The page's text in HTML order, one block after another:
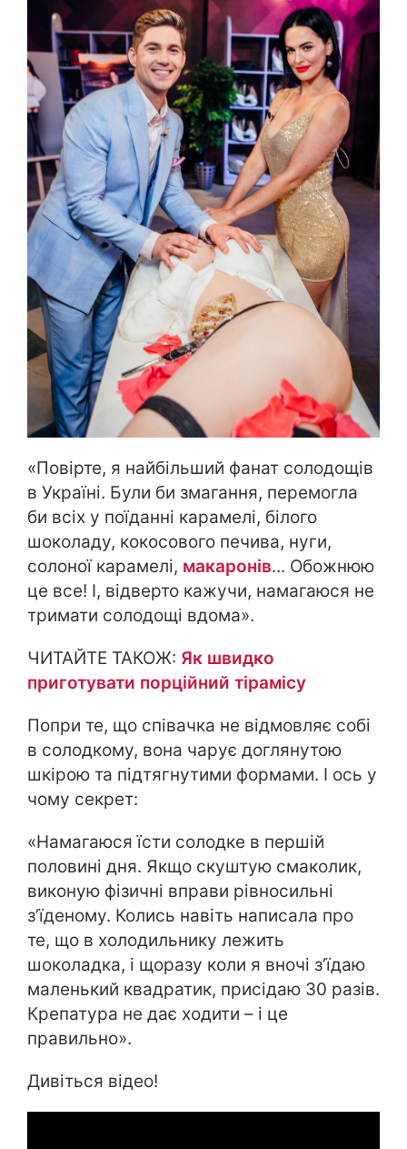
«Повірте, я найбільший фанат солодощів
в Україні. Були би змагання, перемогла
би всіх у поїданні карамелі, білого
шоколаду, кокосового печива, нуги,
солоної карамелі, макаронів... Обожнюю
це все! І, відверто кажучи, намагаюся не
тримати солодощі вдома».
ЧИТАЙТЕ ТАКОЖ: Як швидко
приготувати порційний тірамісу
Попри те, що співачка не відмовляє собі
в солодкому, вона чарує доглянутою
шкірою та підтягнутими формами. І ось у
чому секрет:
«Намагаюся їсти солодке в першій
половині дня. Якщо скуштую смаколик,
виконую фізичні вправи рівносильні
з’їденому. Колись навіть написала про
те, що в холодильнику лежить
шоколадка, і щоразу коли я вночі з’їдаю
маленький квадратик, присідаю 30 разів.
Крепатура не дає ходити – і це
правильно».
Дивіться відео!